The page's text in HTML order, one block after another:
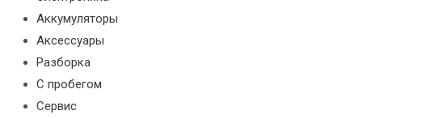
Аккумуляторы
Аксессуары
Разборка
С пробегом
Сервис